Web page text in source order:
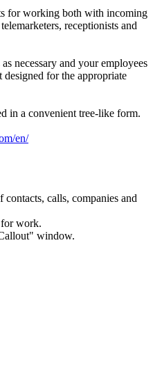
for working both with incoming
receptionists and
necessary and your employees
designed for the appropriate
in a convenient tree-like form.
en/
calls, companies and
work.
window.